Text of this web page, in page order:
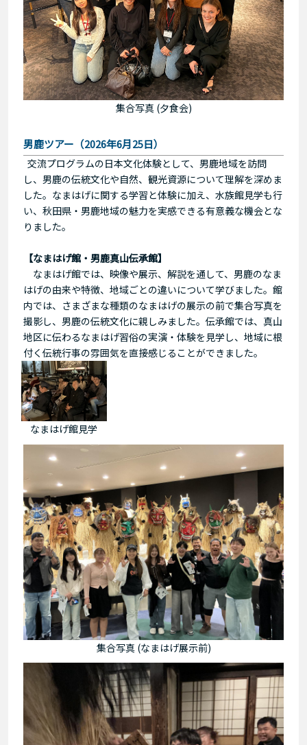
集合写真 (夕食会)
男鹿ツアー（2026年6月25日）
交流プログラムの日本文化体験として、男鹿地域を訪問
し、男鹿の伝統文化や自然、観光資源について理解を深めま
した。なまはげに関する学習と体験に加え、水族館見学も行
い、秋田県・男鹿地域の魅力を実感できる有意義な機会とな
りました。
【なまはげ館・男鹿真山伝承館】
なまはげ館では、映像や展示、解説を通して、男鹿のなま
はげの由来や特徴、地域ごとの違いについて学びました。館
内では、さまざまな種類のなまはげの展示の前で集合写真を
撮影し、男鹿の伝統文化に親しみました。伝承館では、真山
地区に伝わるなまはげ習俗の実演・体験を見学し、地域に根
付く伝統行事の雰囲気を直接感じることができました。
なまはげ館見学
集合写真 (なまはげ展示前)